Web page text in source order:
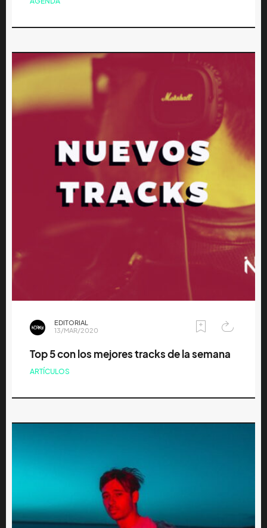
EDITORIAL
13/MAR/2020
Top 5 con los mejores tracks de la semana
ARTÍCULOS